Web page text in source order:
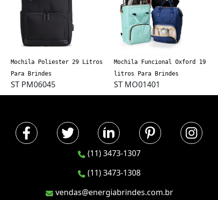
Mochila Poliester 29 Litros
Para Brindes
ST PM06045
Mochila Funcional Oxford 19
litros Para Brindes
ST MO01401
(11) 3473-1307
(11) 3473-1308
vendas@energiabrindes.com.br